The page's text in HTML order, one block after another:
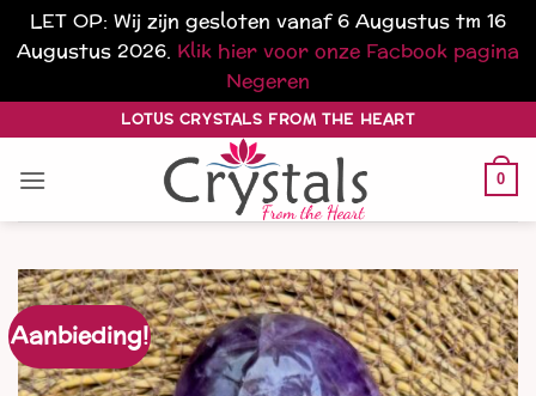
LET OP: Wij zijn gesloten vanaf 6 Augustus tm 16
Augustus 2026. Klik hier voor onze Facbook pagina
Negeren
naar
inhoud
LOTUS CRYSTALS FROM THE HEART
0
Aanbieding!